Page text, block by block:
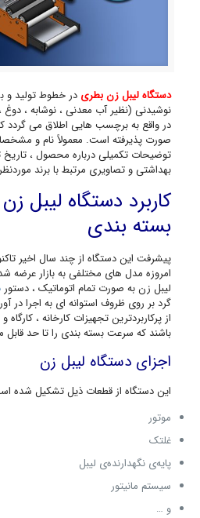
دستگاه لیبل زن بطری در خطوط تولید و
نوشیدنی (نظیر آب معدنی ، نوشابه ، دوغ ،
در واقع به برچسب هایی اطلاق می گردد
صورت پذیرفته است. معمولاً نام و
توضیحات تکمیلی درباره محصول ، تاریخ
بهداشتی و تصاویری مرتبط با برند
کاربرد دستگاه لیبل
بسته بندی
پیشرفت این دستگاه از چند سال اخیر
امروزه مدل های مختلفی به بازار عرضه
لیبل زن به صورت تمام اتوماتیک ، دستور
گرد بر روی ظروف استوانه ای به اجرا در
از پرکاربردترین تجهیزات کارخانه ،
باشند که سرعت بسته بندی را تا حد
اجزای دستگاه لیبل زن
این دستگاه از قطعات ذیل تشکیل شده
موتور
غلتک
پایه‌ی نگهدارنده‌ی لیبل
سیستم مانیتور
و …